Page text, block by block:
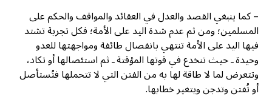
– كما ينبغي القصد والعدل في العقائد والمواقف والحكم على
المسلمين؛ ومن ثم عدم شدة اليد على الأمة؛ فكل تجربة تشتد
فيها اليد على الأمة تنتهي بانفصال طائفة ومواجهتها للعدو
وحيدة ـ حيث تنخدع في قوتها المؤقتة ـ ثم استئصالها أو تكاد،
وتتعرض لما لا طاقة لها به من الفتن التي لا تتحملها فتُستأصل
أو تُفتن وتدجن ويتغير خطابها.